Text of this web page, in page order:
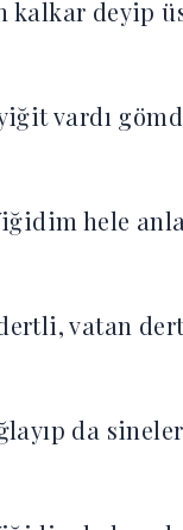
kalkar deyip
vardı
hele
vatan
da